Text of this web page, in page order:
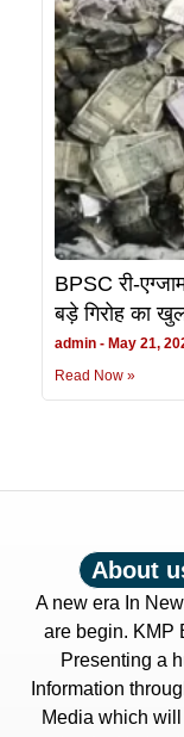
BPSC री-
बड़े गिरोह का
admin
May 21,
Read Now »
About
A new era In
are begin. KMP
Presenting a
Information
Media which